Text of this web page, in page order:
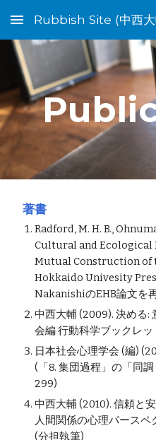
Skip to main content
Rubbish Site (中西大
著書
Radford, M. H. B.,
Cultural and Ecological
Mutual Construction of
Hokkaido Univesity
NakanishiのEHB論文を再
中西大輔 (2009). 決める:
会編 行動科学ブックレ
日本社会心理学会 (編)
(「8. 集団過程」の「同
299)
中西大輔 (2010). 信頼と
人間関係の心理パースペ
(分担執筆)